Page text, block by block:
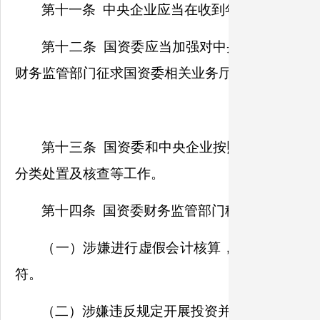
第十一条 中央企业应当在收到年度财务决算
第十二条 国资委应当加强对中央企业财务决
财务监管部门征求国资委相关业务厅局意见，保证
第十三条 国资委和中央企业按照违规经营投
分类处置及核查等工作。
第十四条 国资委财务监管部门移送国资委违
（一）涉嫌进行虚假会计核算，编制虚假财
符。
（二）涉嫌违反规定开展投资并购，投资项